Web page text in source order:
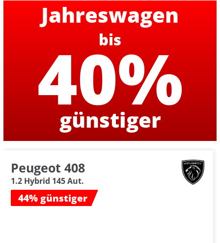
Jahreswagen
bis
40%
günstiger
Peugeot 408
1.2 Hybrid 145 Aut.
44% günstiger